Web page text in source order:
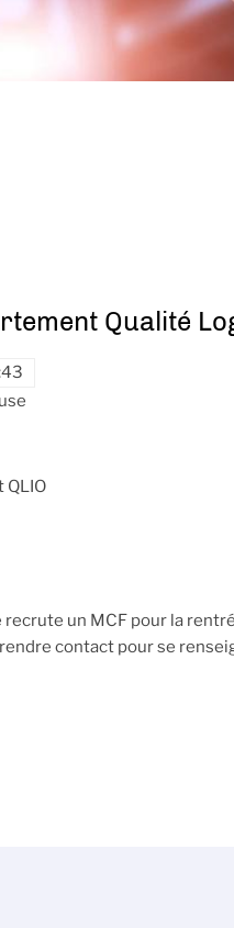
Qualité
QLIO
un MCF pour la
contact pour se